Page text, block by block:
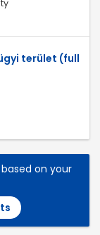
terület (full
on your